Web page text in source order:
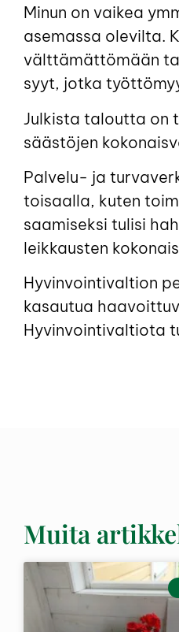
Minun on vaikea
asemassa olevilta.
välttämättömään
syyt, jotka
Julkista taloutta on
säästöjen
Palvelu- ja
toisaalla, kuten
saamiseksi tulisi
leikkausten
Hyvinvointivaltion
kasautua
Hyvinvointivaltiota
Muita